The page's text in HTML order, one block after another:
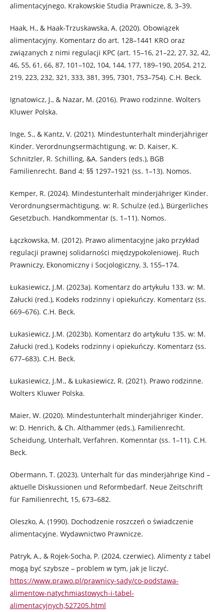
alimentacyjnego. Krakowskie Studia Prawnicze, 8, 3–39.
Haak, H., & Haak-Trzuskawska, A. (2020). Obowiązek
alimentacyjny. Komentarz do art. 128–1441 KRO oraz
związanych z nimi regulacji KPC (art. 15–16, 21–22, 27, 32, 42,
46, 55, 61, 66, 87, 101–102, 104, 144, 177, 189–190, 2054, 212,
219, 223, 232, 321, 333, 381, 395, 7301, 753–754). C.H. Beck.
Ignatowicz, J., & Nazar, M. (2016). Prawo rodzinne. Wolters
Kluwer Polska.
Inge, S., & Kantz, V. (2021). Mindestunterhalt minderjähriger
Kinder. Verordnungsermächtigung. w: D. Kaiser, K.
Schnitzler, R. Schilling, &A. Sanders (eds.), BGB
Familienrecht. Band 4: §§ 1297–1921 (ss. 1–13). Nomos.
Kemper, R. (2024). Mindestunterhalt minderjähriger Kinder.
Verordnungsermächtigung. w: R. Schulze (ed.), Bürgerliches
Gesetzbuch. Handkommentar (s. 1–11). Nomos.
Łączkowska, M. (2012). Prawo alimentacyjne jako przykład
regulacji prawnej solidarności międzypokoleniowej. Ruch
Prawniczy, Ekonomiczny i Socjologiczny, 3, 155–174.
Łukasiewicz, J.M. (2023a). Komentarz do artykułu 133. w: M.
Załucki (red.), Kodeks rodzinny i opiekuńczy. Komentarz (ss.
669–676). C.H. Beck.
Łukasiewicz, J.M. (2023b). Komentarz do artykułu 135. w: M.
Załucki (red.), Kodeks rodzinny i opiekuńczy. Komentarz (ss.
677–683). C.H. Beck.
Łukasiewicz, J.M., & Łukasiewicz, R. (2021). Prawo rodzinne.
Wolters Kluwer Polska.
Maier, W. (2020). Mindestunterhalt minderjähriger Kinder.
w: D. Henrich, & Ch. Althammer (eds.), Familienrecht.
Scheidung, Unterhalt, Verfahren. Komenntar (ss. 1–11). C.H.
Beck.
Obermann, T. (2023). Unterhalt für das minderjährige Kind –
aktuelle Diskussionen und Reformbedarf. Neue Zeitschrift
für Familienrecht, 15, 673–682.
Oleszko, A. (1990). Dochodzenie roszczeń o świadczenie
alimentacyjne. Wydawnictwo Prawnicze.
Patryk, A., & Rojek-Socha, P. (2024, czerwiec). Alimenty z tabel
mogą być szybsze – problem w tym, jak je liczyć.
https://www.prawo.pl/prawnicy-sady/co-podstawa-
alimentow-natychmiastowych-i-tabel-
alimentacyjnych,527205.html